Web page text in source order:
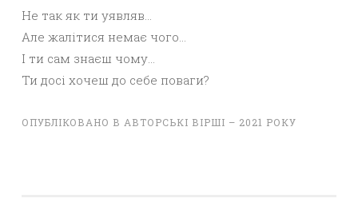
Не так як ти уявляв…
Але жалітися немає чого…
І ти сам знаєш чому…
Ти досі хочеш до себе поваги?
ОПУБЛІКОВАНО В АВТОРСЬКІ ВІРШІ – 2021 РОКУ